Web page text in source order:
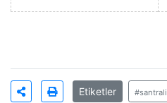
Etiketler #santrali